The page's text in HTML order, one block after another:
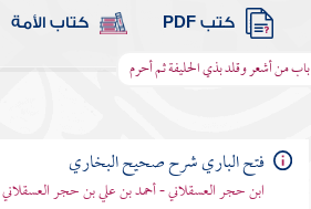
كتب PDF كتاب الأمة
باب من أشعر وقلد بذي الحليفة ثم أحرم
فتح الباري شرح صحيح البخاري
ابن حجر العسقلاني - أحمد بن علي بن حجر العسقلاني